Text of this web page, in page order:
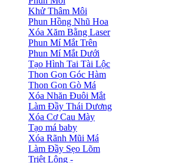
Khử Thâm Môi
Phun Hồng Nhũ Hoa
Xóa Xăm Bằng Laser
Phun Mí Mắt Trên
Phun Mí Mắt Dưới
Tạo Hình Tai Tài Lộc
Thon Gọn Góc Hàm
Thon Gọn Gò Má
Xóa Nhăn Đuôi Mắt
Làm Đầy Thái Dương
Xóa Cơ Cau Mày
Tạo má baby
Xóa Rãnh Mũi Má
Làm Đầy Sẹo Lõm
Triệt Lông -